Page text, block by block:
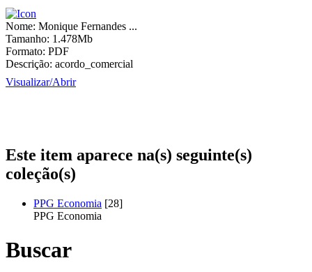
Nome: Monique Fernandes ...
Tamanho: 1.478Mb
Formato: PDF
Descrição: acordo_comercial
Visualizar/Abrir
Este item aparece na(s) seguinte(s)
coleção(s)
PPG Economia [28]
PPG Economia
Buscar